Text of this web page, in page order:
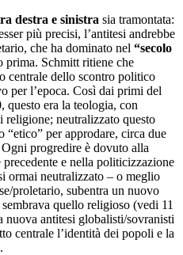
destra e sinistra sia tramontata:
più precisi, l’antitesi andrebbe
che ha dominato nel “secolo
prima. Schmitt ritiene che
centrale dello scontro politico
per l’epoca. Così dai primi del
, questo era la teologia, con
neutralizzato questo
“etico” per approdare, circa due
progredire è dovuto alla
e nella politicizzazione
ormai neutralizzato – o meglio
proletario, subentra un nuovo
quello religioso (vedi 11
nuova antitesi globalisti/sovranisti
centrale l’identità dei popoli e la